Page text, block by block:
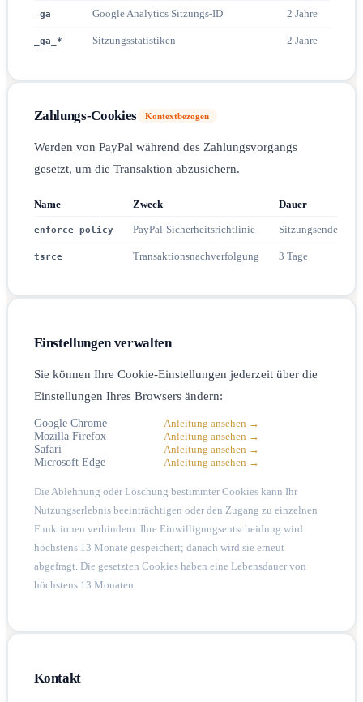
_ga Google Analytics Sitzungs-ID 2 Jahre
_ga_* Sitzungsstatistiken 2 Jahre
Zahlungs-Cookies Kontextbezogen
Werden von PayPal während des Zahlungsvorgangs
gesetzt, um die Transaktion abzusichern.
Name Zweck Dauer
enforce_policy PayPal-Sicherheitsrichtlinie Sitzungsende
tsrce Transaktionsnachverfolgung 3 Tage
Einstellungen verwalten
Sie können Ihre Cookie-Einstellungen jederzeit über die
Einstellungen Ihres Browsers ändern:
Google Chrome
Anleitung ansehen →
Mozilla Firefox
Anleitung ansehen →
Safari
Anleitung ansehen →
Microsoft Edge
Anleitung ansehen →
Die Ablehnung oder Löschung bestimmter Cookies kann Ihr
Nutzungserlebnis beeinträchtigen oder den Zugang zu einzelnen
Funktionen verhindern. Ihre Einwilligungsentscheidung wird
höchstens 13 Monate gespeichert; danach wird sie erneut
abgefragt. Die gesetzten Cookies haben eine Lebensdauer von
höchstens 13 Monaten.
Kontakt